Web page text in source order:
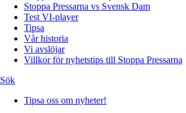
Stoppa Pressarna vs Svensk Dam
Test VI-player
Tipsa
Vår historia
Vi avslöjar
Villkor för nyhetstips till Stoppa Pressarna
Sök
Tipsa oss om nyheter!